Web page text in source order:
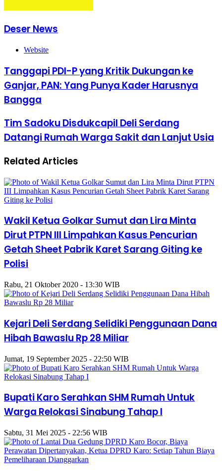
Deser News
Website
Tanggapi PDI-P yang Kritik Dukungan ke
Ganjar, PAN: Yang Punya Kader Harusnya
Bangga
Tim Sadoku Disdukcapil Deli Serdang
Datangi Rumah Warga Sakit dan Lanjut Usia
Related Articles
Wakil Ketua Golkar Sumut dan Lira Minta
Dirut PTPN III Limpahkan Kasus Pencurian
Getah Sheet Pabrik Karet Sarang Giting ke
Polisi
Rabu, 21 Oktober 2020 - 13:30 WIB
Kejari Deli Serdang Selidiki Penggunaan Dana
Hibah Bawaslu Rp 28 Miliar
Jumat, 19 September 2025 - 22:50 WIB
Bupati Karo Serahkan SHM Rumah Untuk
Warga Relokasi Sinabung Tahap I
Sabtu, 31 Mei 2025 - 22:56 WIB